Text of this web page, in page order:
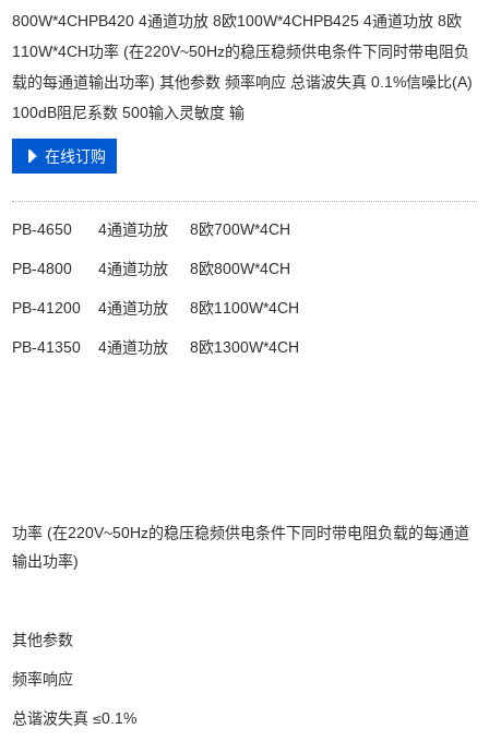
800W*4CHPB420 4通道功放 8欧100W*4CHPB425 4通道功放 8欧
110W*4CH功率 (在220V~50Hz的稳压稳频供电条件下同时带电阻负
载的每通道输出功率) 其他参数 频率响应 总谐波失真 0.1%信噪比(A)
100dB阻尼系数 500输入灵敏度 输
在线订购
PB-4650 4通道功放 8欧700W*4CH
PB-4800 4通道功放8欧800W*4CH
PB-41200 4通道功放8欧1100W*4CH
PB-41350 4通道功放8欧1300W*4CH
功率 (在220V~50Hz的稳压稳频供电条件下同时带电阻负载的每通道
输出功率)
其他参数
频率响应
总谐波失真 ≤0.1%